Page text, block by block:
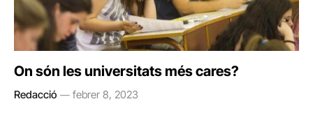
On són les universitats més cares?
Redacció febrer 8, 2023